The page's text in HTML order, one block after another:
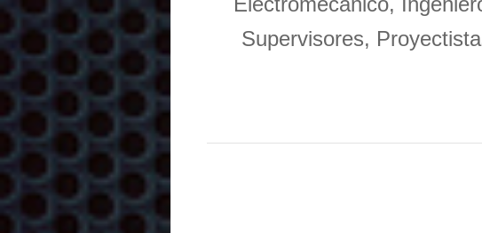
Supervisores,